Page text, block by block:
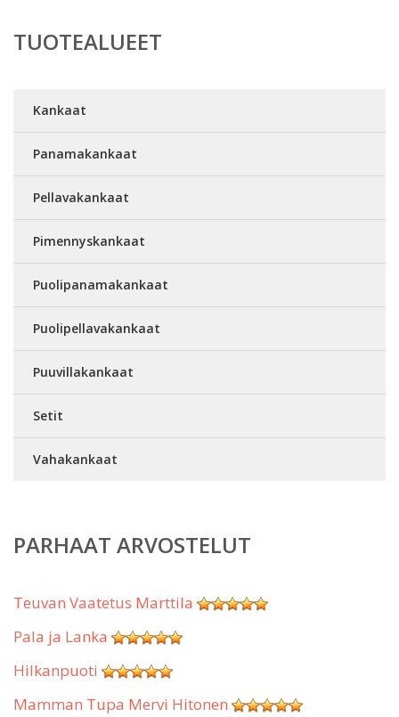
TUOTEALUEET
Kankaat
Panamakankaat
Pellavakankaat
Pimennyskankaat
Puolipanamakankaat
Puolipellavakankaat
Puuvillakankaat
Setit
Vahakankaat
PARHAAT ARVOSTELUT
Teuvan Vaatetus Marttila
Pala ja Lanka
Hilkanpuoti
Mamman Tupa Mervi Hitonen